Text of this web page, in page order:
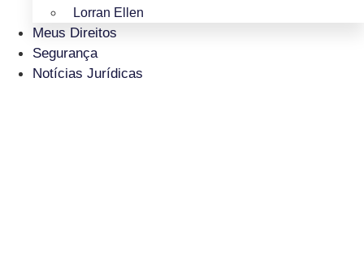
Lorran Ellen
Meus Direitos
Segurança
Notícias Jurídicas